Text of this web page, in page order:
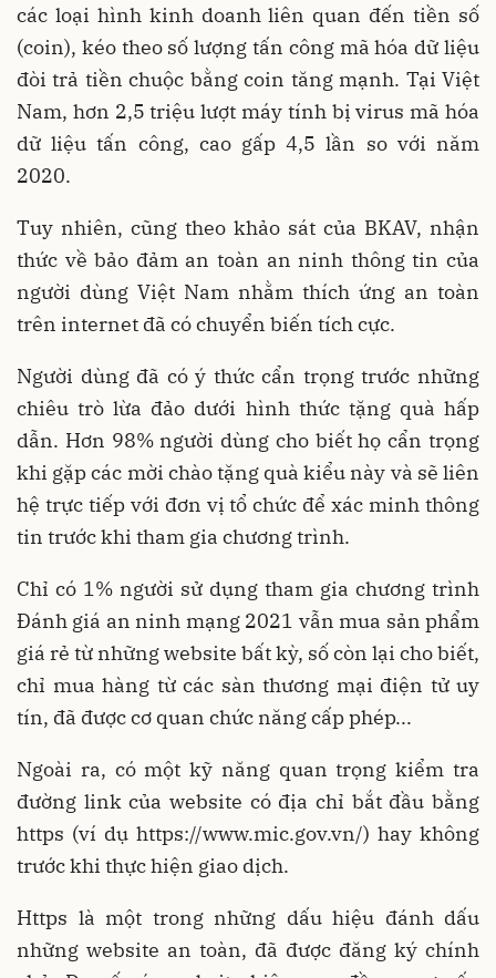
các loại hình kinh doanh liên quan đến tiền số
(coin), kéo theo số lượng tấn công mã hóa dữ liệu
đòi trả tiền chuộc bằng coin tăng mạnh. Tại Việt
Nam, hơn 2,5 triệu lượt máy tính bị virus mã hóa
dữ liệu tấn công, cao gấp 4,5 lần so với năm
2020.
Tuy nhiên, cũng theo khảo sát của BKAV, nhận
thức về bảo đảm an toàn an ninh thông tin của
người dùng Việt Nam nhằm thích ứng an toàn
trên internet đã có chuyển biến tích cực.
Người dùng đã có ý thức cẩn trọng trước những
chiêu trò lừa đảo dưới hình thức tặng quà hấp
dẫn. Hơn 98% người dùng cho biết họ cẩn trọng
khi gặp các mời chào tặng quà kiểu này và sẽ liên
hệ trực tiếp với đơn vị tổ chức để xác minh thông
tin trước khi tham gia chương trình.
Chỉ có 1% người sử dụng tham gia chương trình
Đánh giá an ninh mạng 2021 vẫn mua sản phẩm
giá rẻ từ những website bất kỳ, số còn lại cho biết,
chỉ mua hàng từ các sàn thương mại điện tử uy
tín, đã được cơ quan chức năng cấp phép...
Ngoài ra, có một kỹ năng quan trọng kiểm tra
đường link của website có địa chỉ bắt đầu bằng
https (ví dụ https://www.mic.gov.vn/) hay không
trước khi thực hiện giao dịch.
Https là một trong những dấu hiệu đánh dấu
những website an toàn, đã được đăng ký chính